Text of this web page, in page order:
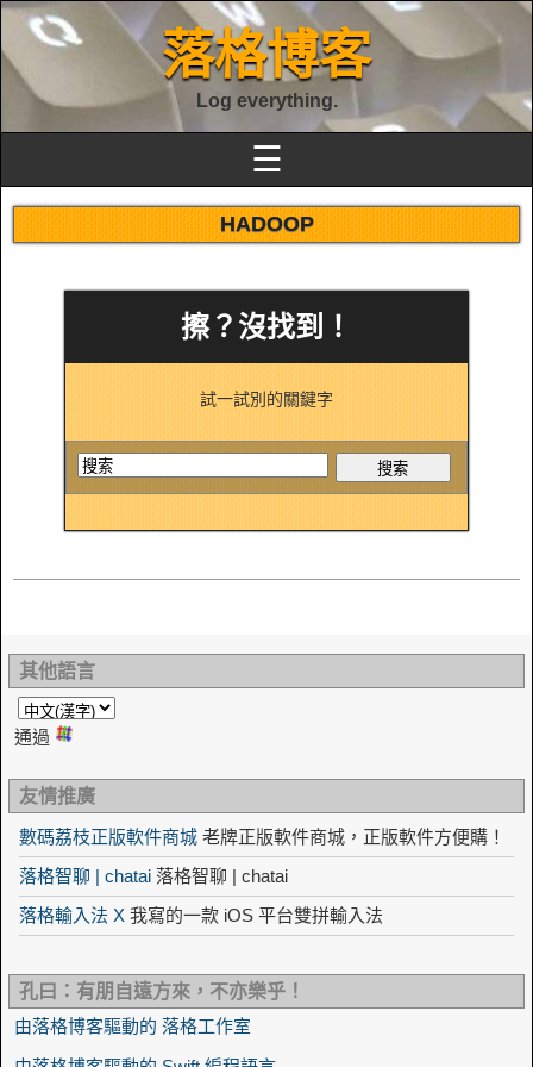
落格博客
Log everything.
☰
HADOOP
擦？沒找到！
試一試別的關鍵字
其他語言
通過
友情推廣
數碼荔枝正版軟件商城 老牌正版軟件商城，正版軟件方便購！
落格智聊 | chatai 落格智聊 | chatai
落格輸入法 X 我寫的一款 iOS 平台雙拼輸入法
孔曰：有朋自遠方來，不亦樂乎！
由落格博客驅動的 落格工作室